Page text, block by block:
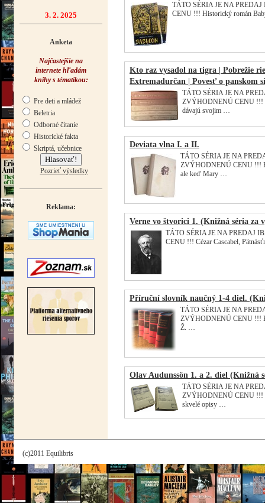
3. 2. 2025
Anketa
Najčastejšie na
internete hľadám
knihy s tématikou:
Pre deti a mládež
Beletria
Odborné čítanie
Historické fakta
Skriptá, učebnice
Pozrieť výsledky
Reklama:
TÁTO SÉRIA JE NA
CENU !!! Historický román
Kto raz vysadol na tigra | Pobrežie
Extremadurčan | Povesť o panskom
TÁTO SÉRIA JE NA
ZVÝHODNENÚ CENU !!!
dávajú svojim …
Deviata vlna I. a II.
TÁTO SÉRIA JE NA
ZVÝHODNENÚ CENU !!!
ale keď Mary …
Verne vo štvorici 1. (Knižná séria za
TÁTO SÉRIA JE NA PREDAJ
CENU !!! Cézar Cascabel,
Příruční slovník naučný 1-4 diel.
TÁTO SÉRIA JE NA
ZVÝHODNENÚ CENU !!!
Ž. …
Olav Audunssön 1. a 2. diel (Knižná
TÁTO SÉRIA JE NA
ZVÝHODNENÚ CENU !!!
skvelé opisy …
(c)2011 Equilibris